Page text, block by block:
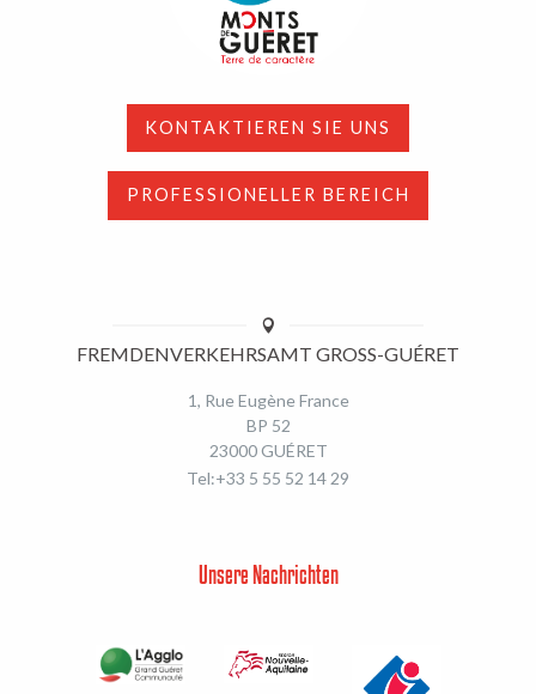
KONTAKTIEREN SIE UNS
PROFESSIONELLER BEREICH
FREMDENVERKEHRSAMT GROSS-GUÉRET
1, Rue Eugène France
BP 52
23000 GUÉRET
Tel:+33 5 55 52 14 29
Unsere Nachrichten